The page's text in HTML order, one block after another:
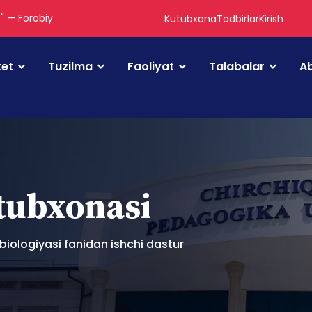
— Forobiy KutubxonaTadbirlarKirish
Tuzilma Faoliyat Talabalar
fanidan ishchi dastur